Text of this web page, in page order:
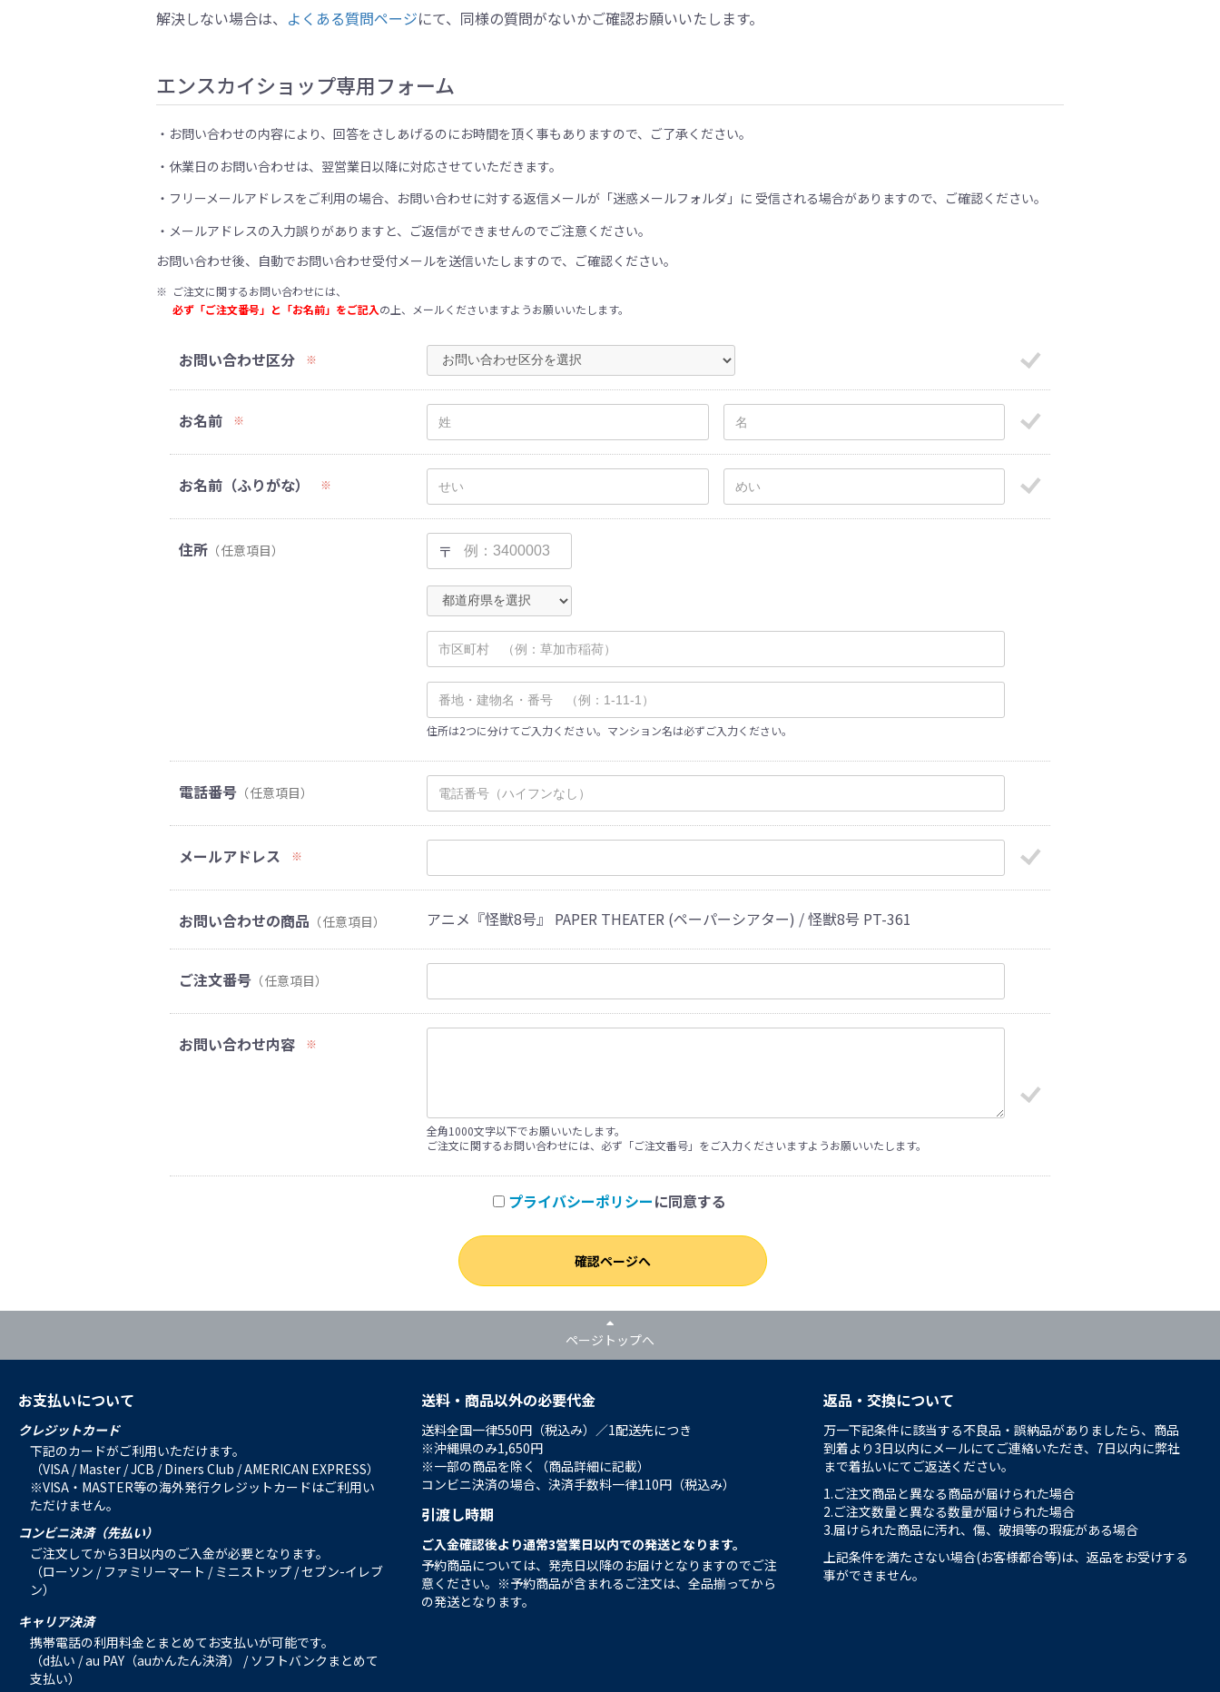
解決しない場合は、 よくある質問ページにて、同様の質問がないかご確認お願いいたします。
エンスカイショップ専用フォーム
お問い合わせの内容により、回答をさしあげるのにお時間を頂く事もありますので、ご了承ください。
休業日のお問い合わせは、翌営業日以降に対応させていただきます。
フリーメールアドレスをご利用の場合、お問い合わせに対する返信メールが「迷惑メールフォルダ」に 受信される場合がありますので、ご確認ください。
メールアドレスの入力誤りがありますと、ご返信ができませんのでご注意ください。
お問い合わせ後、自動でお問い合わせ受付メールを送信いたしますので、ご確認ください。
※ ご注文に関するお問い合わせには、
必ず「ご注文番号」と「お名前」をご記入の上、メールくださいますようお願いいたします。
お問い合わせ区分 ※
お名前 ※
お名前（ふりがな） ※
住所 （任意項目） 〒
住所は2つに分けてご入力ください。マンション名は必ずご入力ください。
電話番号 （任意項目）
メールアドレス ※
お問い合わせの商品 （任意項目） アニメ『怪獣8号』 PAPER THEATER (ペーパーシアター) / 怪獣8号 PT-361
ご注文番号 （任意項目）
お問い合わせ内容 ※
全角1000文字以下でお願いいたします。
ご注文に関するお問い合わせには、必ず「ご注文番号」をご入力くださいますようお願いいたします。
プライバシーポリシーに同意する
確認ページへ
ページトップへ
お支払いについて
クレジットカード
下記のカードがご利用いただけます。
（VISA / Master / JCB / Diners Club / AMERICAN EXPRESS）
※VISA・MASTER等の海外発行クレジットカードはご利用い
ただけません。
コンビニ決済（先払い）
ご注文してから3日以内のご入金が必要となります。
（ローソン / ファミリーマート / ミニストップ / セブン-イレブ
ン）
キャリア決済
携帯電話の利用料金とまとめてお支払いが可能です。
（d払い / au PAY（auかんたん決済） / ソフトバンクまとめて
支払い）
送料・商品以外の必要代金
送料全国一律550円（税込み）／1配送先につき
※沖縄県のみ1,650円
※一部の商品を除く（商品詳細に記載）
コンビニ決済の場合、決済手数料一律110円（税込み）
引渡し時期
ご入金確認後より通常3営業日以内での発送となります。
予約商品については、発売日以降のお届けとなりますのでご注
意ください。※予約商品が含まれるご注文は、全品揃ってから
の発送となります。
返品・交換について
万一下記条件に該当する不良品・誤納品がありましたら、商品
到着より3日以内にメールにてご連絡いただき、7日以内に弊社
まで着払いにてご返送ください。
1.ご注文商品と異なる商品が届けられた場合
2.ご注文数量と異なる数量が届けられた場合
3.届けられた商品に汚れ、傷、破損等の瑕疵がある場合
上記条件を満たさない場合(お客様都合等)は、返品をお受けする
事ができません。